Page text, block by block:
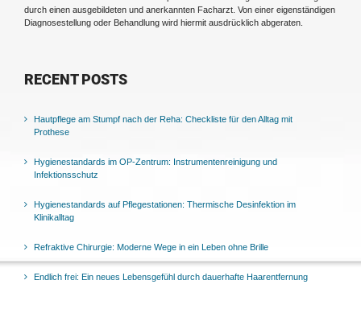
durch einen ausgebildeten und anerkannten Facharzt. Von einer eigenständigen
Diagnosestellung oder Behandlung wird hiermit ausdrücklich abgeraten.
RECENT POSTS
Hautpflege am Stumpf nach der Reha: Checkliste für den Alltag mit
Prothese
Hygienestandards im OP-Zentrum: Instrumentenreinigung und
Infektionsschutz
Hygienestandards auf Pflegestationen: Thermische Desinfektion im
Klinikalltag
Refraktive Chirurgie: Moderne Wege in ein Leben ohne Brille
Endlich frei: Ein neues Lebensgefühl durch dauerhafte Haarentfernung